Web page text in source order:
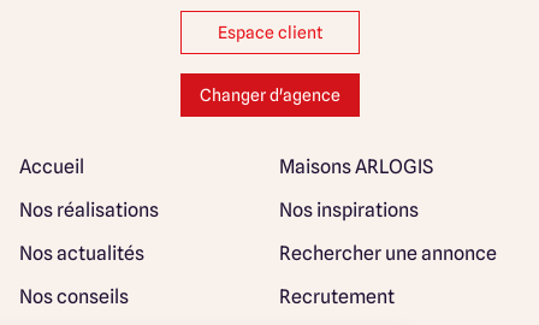
Espace client
Changer d'agence
Accueil
Maisons ARLOGIS
Nos réalisations
Nos inspirations
Nos actualités
Rechercher une annonce
Nos conseils
Recrutement